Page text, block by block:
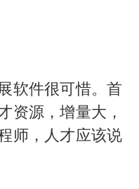
软件很可惜。首
资源，增量大，
师，人才应该说